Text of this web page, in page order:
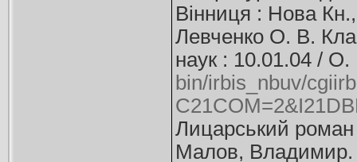
Вінниця : Нова
Левченко О. В.
наук : 10.01.04 /
bin/irbis_nbuv/
Лицарський роман
Малов, Владимир.